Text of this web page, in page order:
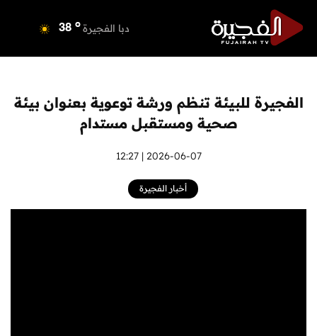
دبا الفجيرة 38 o
أم القيوين 39 o
راس الخيمة
الفجيرة
الفجيرة للبيئة تنظم ورشة توعوية بعنوان بيئة
صحية ومستقبل مستدام
2026-06-07 | 12:27
أخبار الفجيرة